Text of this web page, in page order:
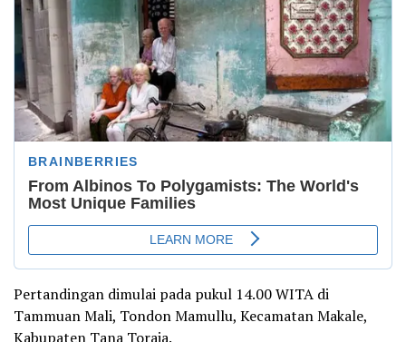
Pertandingan dimulai pada pukul 14.00 WITA di
Tammuan Mali, Tondon Mamullu, Kecamatan Makale,
Kabupaten Tana Toraja.